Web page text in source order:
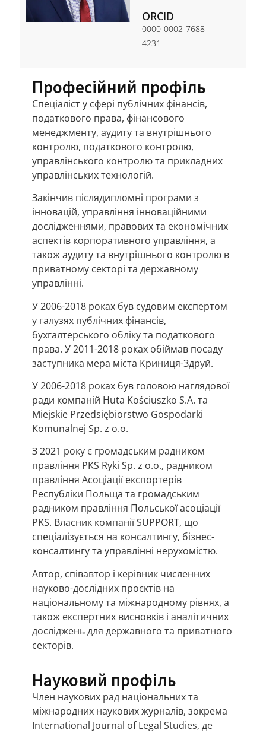
ORCID
0000-0002-7688-
4231
Професійний профіль
Спеціаліст у сфері публічних фінансів,
податкового права, фінансового
менеджменту, аудиту та внутрішнього
контролю, податкового контролю,
управлінського контролю та прикладних
управлінських технологій.
Закінчив післядипломні програми з
інновацій, управління інноваційними
дослідженнями, правових та економічних
аспектів корпоративного управління, а
також аудиту та внутрішнього контролю в
приватному секторі та державному
управлінні.
У 2006-2018 роках був судовим експертом
у галузях публічних фінансів,
бухгалтерського обліку та податкового
права. У 2011-2018 роках обіймав посаду
заступника мера міста Криниця-Здруй.
У 2006-2018 роках був головою наглядової
ради компаній Huta Kościuszko S.A. та
Miejskie Przedsiębiorstwo Gospodarki
Komunalnej Sp. z o.o.
З 2021 року є громадським радником
правління PKS Ryki Sp. z o.o., радником
правління Асоціації експортерів
Республіки Польща та громадським
радником правління Польської асоціації
PKS. Власник компанії SUPPORT, що
спеціалізується на консалтингу, бізнес-
консалтингу та управлінні нерухомістю.
Автор, співавтор і керівник численних
науково-дослідних проєктів на
національному та міжнародному рівнях, а
також експертних висновків і аналітичних
досліджень для державного та приватного
секторів.
Науковий профіль
Член наукових рад національних та
міжнародних наукових журналів, зокрема
International Journal of Legal Studies, де